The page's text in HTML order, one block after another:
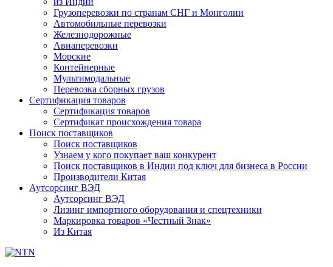
Грузоперевозки по странам СНГ и Монголии
Автомобильные перевозки
Железнодорожные
Авиаперевозки
Морские
Контейнерные
Мультимодальные
Перевозка сборных грузов
Сертификация товаров
Сертификация товаров
Сертификат происхождения товара
Поиск поставщиков
Поиск поставщиков
Узнаем у кого покупает ваш конкурент
Поиск поставщиков в Индии под ключ для бизнеса в России
Производители Китая
Аутсорсинг ВЭД
Аутсорсинг ВЭД
Лизинг импортного оборудования и спецтехники
Маркировка товаров «Честный Знак»
Из Китая